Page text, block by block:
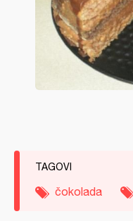
TAGOVI
čokolada